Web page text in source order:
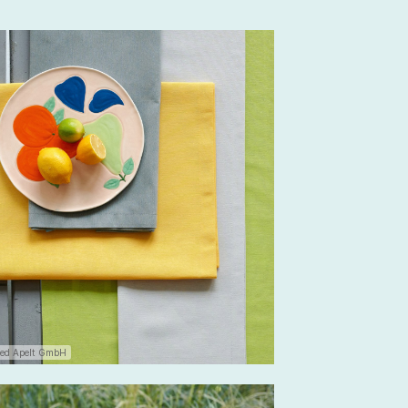
Apelt GmbH